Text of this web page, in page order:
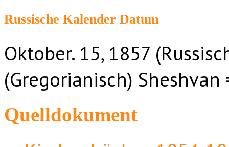
Russische Kalender Datum
Oktober. 15, 1857
(Gregorianisch)
Quelldokument